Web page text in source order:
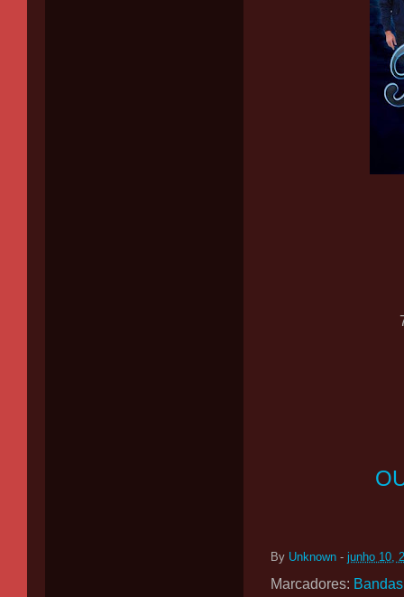
By Unknown - junho 10,
Marcadores: Bandas